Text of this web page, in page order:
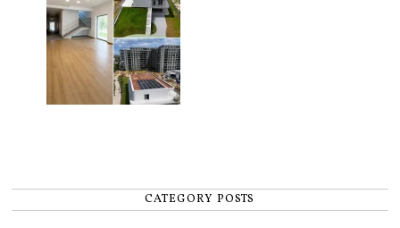
CATEGORY POSTS